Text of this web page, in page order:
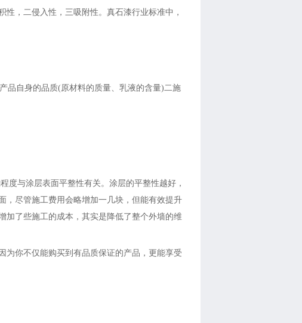
，二侵入性，三吸附性。真石漆行业标准中，
自身的品质(原材料的质量、乳液的含量)二施
与涂层表面平整性有关。涂层的平整性越好，
，尽管施工费用会略增加一几块，但能有效提升
加了些施工的成本，其实是降低了整个外墙的维
你不仅能购买到有品质保证的产品，更能享受